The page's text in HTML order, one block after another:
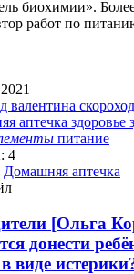
биохимии».
работ по
валентина скороход
аптечка здоровье
питание
4
Домашняя аптечка
[Ольга
донести
виде